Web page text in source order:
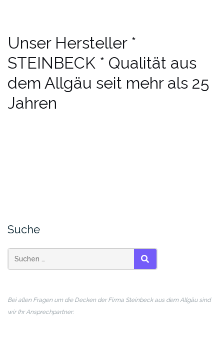
Unser Hersteller *
STEINBECK * Qualität aus
dem Allgäu seit mehr als 25
Jahren
Suche
SUCHEN
Bei allen Fragen um die Decken der Firma Steinbeck aus dem Allgäu sind
wir Ihr Ansprechpartner: